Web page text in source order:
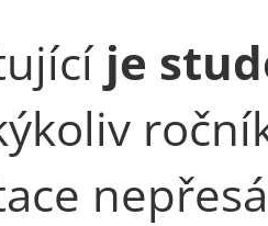
je